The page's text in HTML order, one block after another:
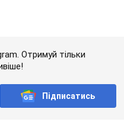
Отримуй тільки
Підписатись